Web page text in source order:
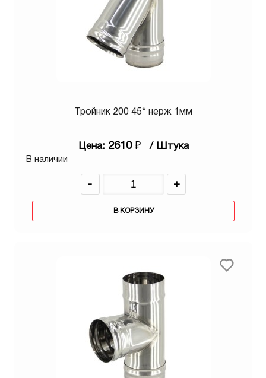
Тройник 200 45* нерж 1мм
Цена: 2610 ₽ / Штука
В наличии
- +
В КОРЗИНУ